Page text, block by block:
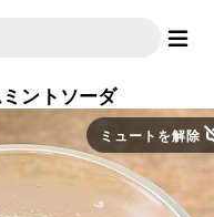
ントソーダ
ミュートを解除